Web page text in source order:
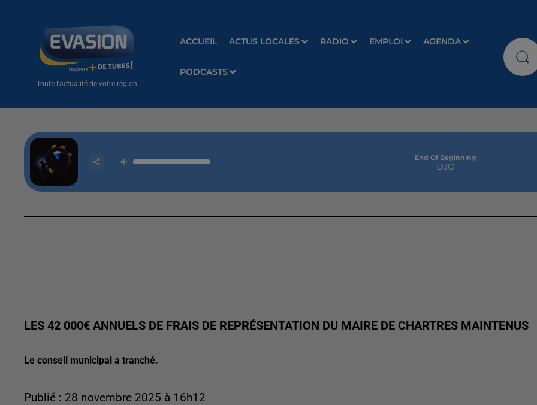
Toute l'actualité de votre région
ACCUEIL ACTUS LOCALES RADIO EMPLOI AGENDA
PODCASTS
End Of Beginning
DJO
LES 42 000€ ANNUELS DE FRAIS DE REPRÉSENTATION DU MAIRE DE CHARTRES MAINTENUS
Le conseil municipal a tranché.
Publié : 28 novembre 2025 à 16h12